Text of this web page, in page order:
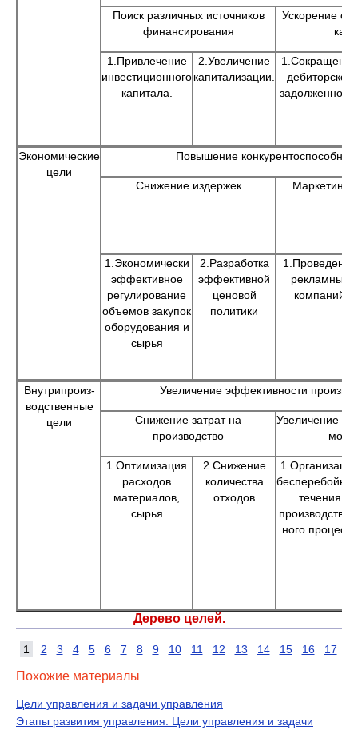
Поиск различных источников
финансирования
Ускорение
1.Привлечение
инвестиционного
капитала.
2.Увеличение
капитализации.
1.Сокращение
дебиторской
Экономические
цели
Повышение
Снижение издержек
1.Экономически
эффективное
регулирование
объемов закупок
оборудования и
сырья
2.Разработка
эффективной
ценовой
политики
1.Проведение
рекламных
компаний
Внутрипроиз-
водственные
цели
Увеличение эффективности
Снижение затрат на
производство
Увеличение
1.Оптимизация
расходов
материалов,
сырья
2.Снижение
количества
отходов
1.Организация
течения
ного процесса
Дерево целей.
1 2 3 4 5 6 7 8 9 10 11 12 13 14 15 16 17
Похожие материалы
Цели управления и задачи управления
Этапы развития управления. Цели управления и задачи